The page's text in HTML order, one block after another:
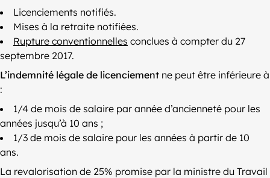
Licenciements notifiés.
Mises à la retraite notifiées.
Rupture conventionnelles conclues à compter du 27
septembre 2017.
L’indemnité légale de licenciement ne peut être inférieure à
:
1/4 de mois de salaire par année d’ancienneté pour les
années jusqu’à 10 ans ;
1/3 de mois de salaire pour les années à partir de 10
ans.
La revalorisation de 25% promise par la ministre du Travail